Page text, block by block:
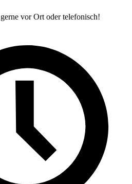
vor Ort oder telefonisch!